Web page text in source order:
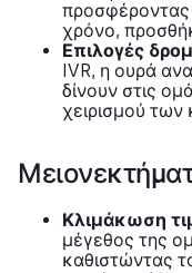
προσφέροντας
χρόνο,
Επιλογές
IVR, η ουρά
δίνουν στις
χειρισμού
Κλιμάκωση
μέγεθος της
καθιστώντας